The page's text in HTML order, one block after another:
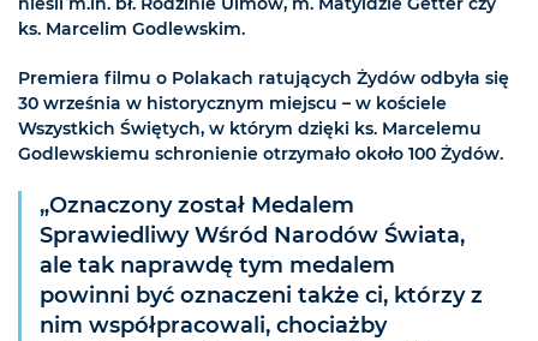
ks. Marcelim Godlewskim.
Premiera filmu o Polakach ratujących Żydów odbyła się
30 września w historycznym miejscu – w kościele
Wszystkich Świętych, w którym dzięki ks. Marcelemu
Godlewskiemu schronienie otrzymało około 100 Żydów.
„Oznaczony został Medalem
Sprawiedliwy Wśród Narodów Świata,
ale tak naprawdę tym medalem
powinni być oznaczeni także ci, którzy z
nim współpracowali, chociażby